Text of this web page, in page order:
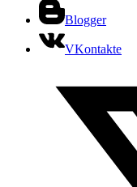
Blogger
VKontakte